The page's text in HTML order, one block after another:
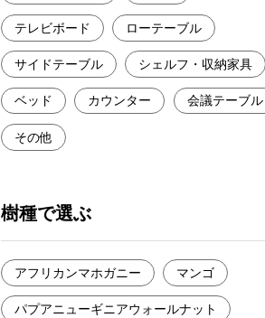
テレビボード ローテーブル
サイドテーブル シェルフ・収納家具
ベッド カウンター 会議テーブル
その他
樹種で選ぶ
アフリカンマホガニー マンゴ
パプアニューギニアウォールナット